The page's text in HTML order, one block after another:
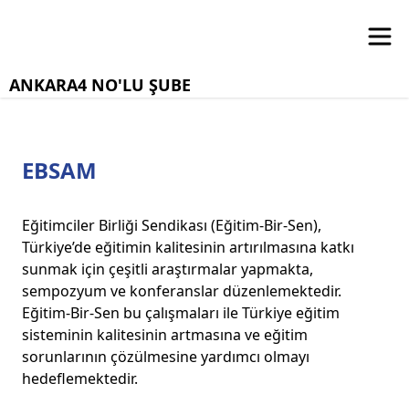
ANKARA4 NO'LU ŞUBE
EBSAM
Eğitimciler Birliği Sendikası (Eğitim-Bir-Sen),
Türkiye’de eğitimin kalitesinin artırılmasına katkı
sunmak için çeşitli araştırmalar yapmakta,
sempozyum ve konferanslar düzenlemektedir.
Eğitim-Bir-Sen bu çalışmaları ile Türkiye eğitim
sisteminin kalitesinin artmasına ve eğitim
sorunlarının çözülmesine yardımcı olmayı
hedeflemektedir.